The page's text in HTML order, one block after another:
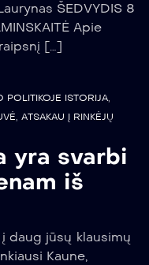
ŠEDVYDIS 8
Apie
[…]
POLITIKOJE ISTORIJA,
, ATSAKAU Į RINKĖJŲ
yra svarbi
iš
daug jūsų klausimų
Kaune,